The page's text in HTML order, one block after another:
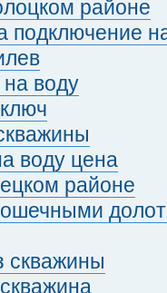
районе
подключение
воду
воду цена
районе
скважины